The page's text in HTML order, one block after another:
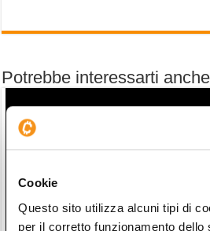
Cookie
Questo sito utilizza alcuni tipi di
per il corretto funzionamento
Potrebbe interessarti anche